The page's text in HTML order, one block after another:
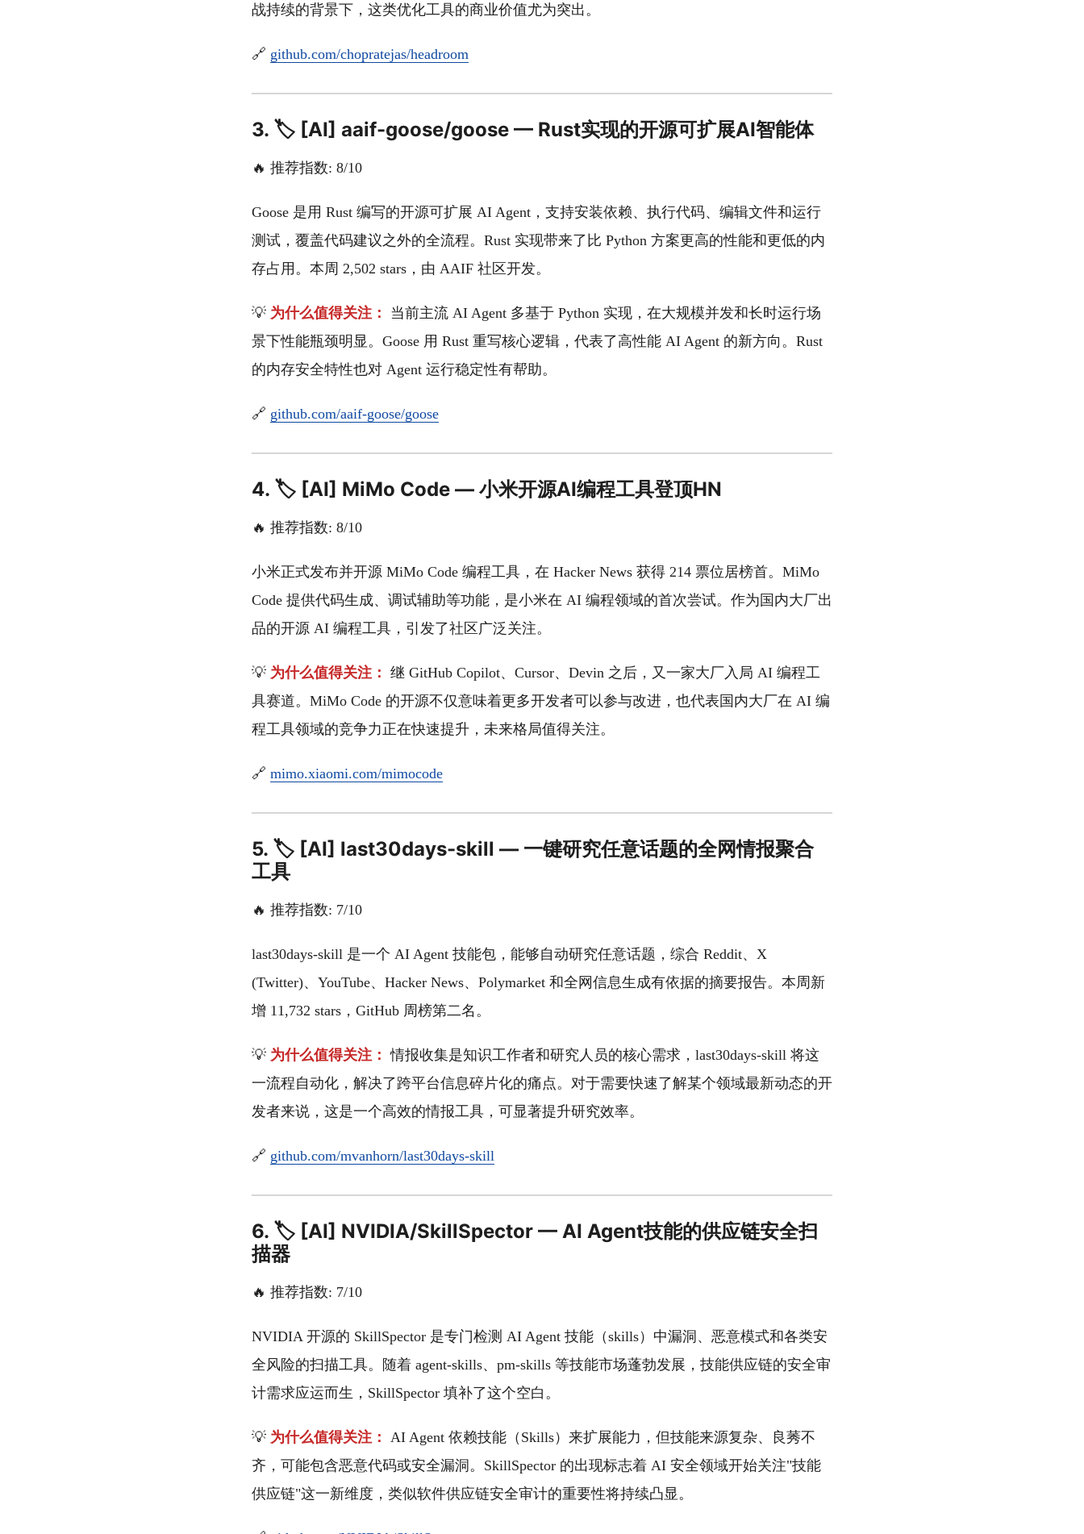
战持续的背景下，这类优化工具的商业价值尤为突出。
🔗 github.com/chopratejas/headroom
3. 🏷️ [AI] aaif-goose/goose — Rust实现的开源可扩展AI智能体
🔥 推荐指数: 8/10
Goose 是用 Rust 编写的开源可扩展 AI Agent，支持安装依赖、执行代码、编辑文件和运行
测试，覆盖代码建议之外的全流程。Rust 实现带来了比 Python 方案更高的性能和更低的内
存占用。本周 2,502 stars，由 AAIF 社区开发。
💡 为什么值得关注：
当前主流 AI Agent 多基于 Python 实现，在大规模并发和长时运行场
景下性能瓶颈明显。Goose 用 Rust 重写核心逻辑，代表了高性能 AI Agent 的新方向。Rust
的内存安全特性也对 Agent 运行稳定性有帮助。
🔗 github.com/aaif-goose/goose
4. 🏷️ [AI] MiMo Code — 小米开源AI编程工具登顶HN
🔥 推荐指数: 8/10
小米正式发布并开源 MiMo Code 编程工具，在 Hacker News 获得 214 票位居榜首。MiMo
Code 提供代码生成、调试辅助等功能，是小米在 AI 编程领域的首次尝试。作为国内大厂出
品的开源 AI 编程工具，引发了社区广泛关注。
💡 为什么值得关注： 继 GitHub Copilot、Cursor、Devin 之后，又一家大厂入局 AI 编程工
具赛道。MiMo Code 的开源不仅意味着更多开发者可以参与改进，也代表国内大厂在 AI 编
程工具领域的竞争力正在快速提升，未来格局值得关注。
🔗 mimo.xiaomi.com/mimocode
5. 🏷️ [AI] last30days-skill — 一键研究任意话题的全网情报聚合
工具
🔥 推荐指数: 7/10
last30days-skill 是一个 AI Agent 技能包，能够自动研究任意话题，综合 Reddit、X
(Twitter)、YouTube、Hacker News、Polymarket 和全网信息生成有依据的摘要报告。本周新
增 11,732 stars，GitHub 周榜第二名。
💡 为什么值得关注： 情报收集是知识工作者和研究人员的核心需求，last30days-skill 将这
一流程自动化，解决了跨平台信息碎片化的痛点。对于需要快速了解某个领域最新动态的开
发者来说，这是一个高效的情报工具，可显著提升研究效率。
🔗 github.com/mvanhorn/last30days-skill
6. 🏷️ [AI] NVIDIA/SkillSpector — AI Agent技能的供应链安全扫
描器
🔥 推荐指数: 7/10
NVIDIA 开源的 SkillSpector 是专门检测 AI Agent 技能（skills）中漏洞、恶意模式和各类安
全风险的扫描工具。随着 agent-skills、pm-skills 等技能市场蓬勃发展，技能供应链的安全审
计需求应运而生，SkillSpector 填补了这个空白。
💡 为什么值得关注： AI Agent 依赖技能（Skills）来扩展能力，但技能来源复杂、良莠不
齐，可能包含恶意代码或安全漏洞。SkillSpector 的出现标志着 AI 安全领域开始关注"技能
供应链"这一新维度，类似软件供应链安全审计的重要性将持续凸显。